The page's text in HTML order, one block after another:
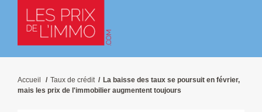
Accueil Taux de crédit
La baisse des taux se poursuit en février,
mais les prix de l'immobilier augmentent toujours